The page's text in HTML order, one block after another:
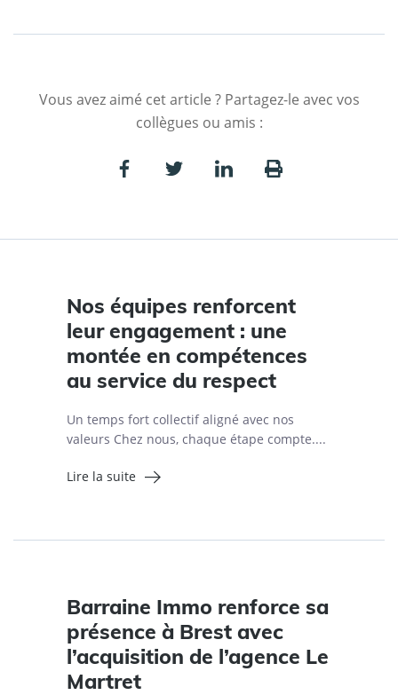
Vous avez aimé cet article ? Partagez-le avec vos
collègues ou amis :
Nos équipes renforcent
leur engagement : une
montée en compétences
au service du respect
Un temps fort collectif aligné avec nos
valeurs Chez nous, chaque étape compte....
Lire la suite
Barraine Immo renforce sa
présence à Brest avec
l’acquisition de l’agence Le
Martret